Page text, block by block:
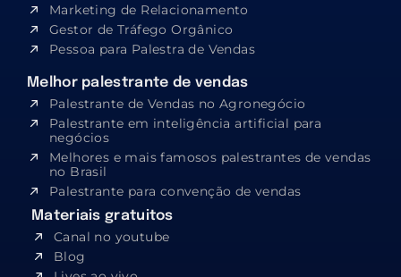
Marketing de Relacionamento
Gestor de Tráfego Orgânico
Pessoa para Palestra de Vendas
Melhor palestrante de vendas
Palestrante de Vendas no Agronegócio
Palestrante em inteligência artificial para
negócios
Melhores e mais famosos palestrantes de vendas
no Brasil
Palestrante para convenção de vendas
Materiais gratuitos
Canal no youtube
Blog